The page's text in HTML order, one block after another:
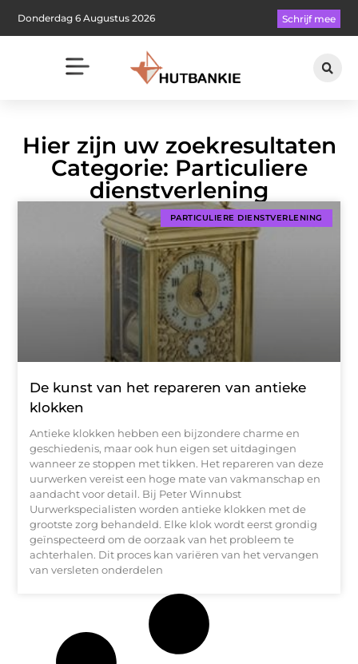
Donderdag 6 Augustus 2026 Schrijf mee
Hier zijn uw zoekresultaten
Categorie: Particuliere
dienstverlening
PARTICULIERE DIENSTVERLENING
De kunst van het repareren van antieke
klokken
Antieke klokken hebben een bijzondere charme en
geschiedenis, maar ook hun eigen set uitdagingen
wanneer ze stoppen met tikken. Het repareren van deze
uurwerken vereist een hoge mate van vakmanschap en
aandacht voor detail. Bij Peter Winnubst
Uurwerkspecialisten worden antieke klokken met de
grootste zorg behandeld. Elke klok wordt eerst grondig
geïnspecteerd om de oorzaak van het probleem te
achterhalen. Dit proces kan variëren van het vervangen
van versleten onderdelen